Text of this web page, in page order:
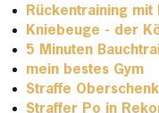
Rückentraining
Kniebeuge - der
5 Minuten
mein bestes Gym
Straffe
Straffer Po in